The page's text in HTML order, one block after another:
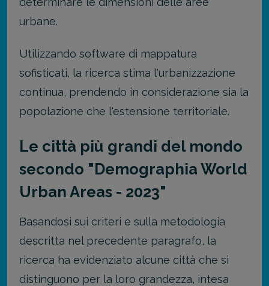
urbane.
Utilizzando software di mappatura
sofisticati, la ricerca stima l'urbanizzazione
continua, prendendo in considerazione sia la
popolazione che l'estensione territoriale.
Le città più grandi del mondo
secondo "Demographia World
Urban Areas - 2023"
Basandosi sui criteri e sulla metodologia
descritta nel precedente paragrafo, la
ricerca ha evidenziato alcune città che si
distinguono per la loro grandezza, intesa